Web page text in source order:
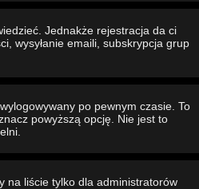
Jednakże rejestracja da ci
wysyłanie emaili, subskrypcja grup
po pewnym czasie. To
powyższą opcję. Nie jest to
na liście tylko dla administratorów